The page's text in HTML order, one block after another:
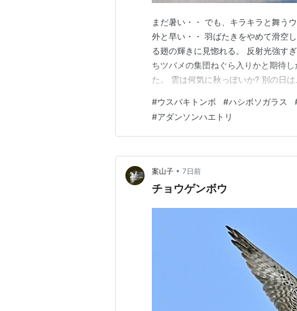
まだ暑い・・ でも、キラキラと舞う
外と早い・・ 羽ばたきをやめて滑空
る翅の輝きに見惚れる。 反射光強す
ちツバメの集団ねぐら入りかと期待
た。 雲は何気に秋っぽいか? 別の日
120羽程か? 飛んでるアオサギも暑さ
見。 ハエトリグモは探していないと意
#ウスバキトンボ #ハシボソガラス
#アダンソンハエトリ
案山子 • 7日前
チョウゲンボウ